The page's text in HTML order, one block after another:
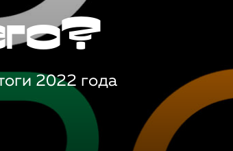
2022 года